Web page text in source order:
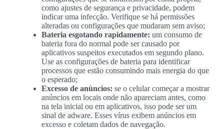
como ajustes de segurança e privacidade, podem
indicar uma infecção. Verifique se há permissões
alteradas ou configurações que mudaram sem aviso;
Bateria esgotando rapidamente: um consumo de
bateria fora do normal pode ser causado por
aplicativos suspeitos executados em segundo plano.
Use as configurações de bateria para identificar
processos que estão consumindo mais energia do que
o esperado;
Excesso de anúncios: se o celular começar a mostrar
anúncios em locais onde não apareciam antes, como
na tela inicial ou em aplicativos, isso pode ser um
sinal de adware. Esses vírus exibem anúncios em
excesso e coletam dados de navegação.